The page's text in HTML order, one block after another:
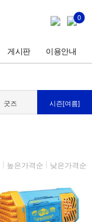
0
게시판 이용안내
굿즈 시즌[여름]
높은가격순 낮은가격순